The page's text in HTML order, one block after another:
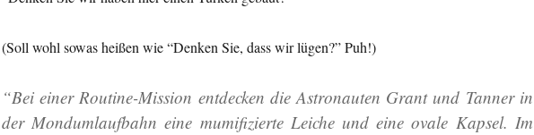
(Soll wohl sowas heißen wie “Denken Sie, dass wir lügen?” Puh!)
“Bei einer Routine-Mission entdecken die Astronauten Grant und Tanner in
der Mondumlaufbahn eine mumifizierte Leiche und eine ovale Kapsel. Im